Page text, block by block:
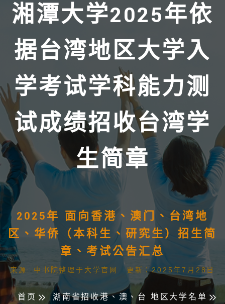
湘潭大学2025年依
据台湾地区大学入
学考试学科能力测
试成绩招收台湾学
生简章
2025年 面向香港、澳门、台湾地
区、华侨（本科生、研究生）招生简
章、考试公告汇总
来源: 中书院整理于大学官网 更新：2025年7月28日
首页 湖南省招收港、澳、台 地区大学名单